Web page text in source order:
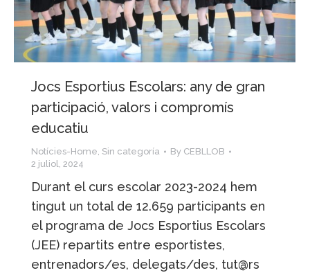
Jocs Esportius Escolars: any de gran
participació, valors i compromís
educatiu
Notícies-Home Sin categoría By CEBLLOB
2 juliol, 2024
Durant el curs escolar 2023-2024 hem
tingut un total de 12.659 participants en
el programa de Jocs Esportius Escolars
(JEE) repartits entre esportistes,
entrenadors/es, delegats/des, tut@rs